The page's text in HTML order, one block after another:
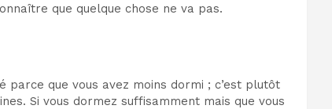
que quelque chose ne va pas.
que vous avez moins dormi ; c’est plutôt
Si vous dormez suffisamment mais que vous